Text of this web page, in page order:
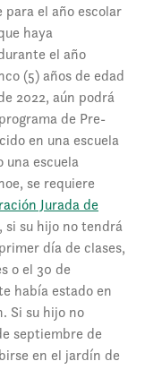
el año escolar
haya
el año
(5) años de edad
2022, aún podrá
de Pre-
en una escuela
una escuela
se requiere
Jurada de
, si su hijo no tendrá
día de clases,
o el 30 de
había estado en
Si su hijo no
septiembre de
en el jardín de